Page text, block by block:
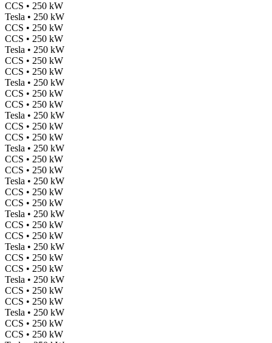
CCS • 250 kW
Tesla • 250 kW
CCS • 250 kW
CCS • 250 kW
Tesla • 250 kW
CCS • 250 kW
CCS • 250 kW
Tesla • 250 kW
CCS • 250 kW
CCS • 250 kW
Tesla • 250 kW
CCS • 250 kW
CCS • 250 kW
Tesla • 250 kW
CCS • 250 kW
CCS • 250 kW
Tesla • 250 kW
CCS • 250 kW
CCS • 250 kW
Tesla • 250 kW
CCS • 250 kW
CCS • 250 kW
Tesla • 250 kW
CCS • 250 kW
CCS • 250 kW
Tesla • 250 kW
CCS • 250 kW
CCS • 250 kW
Tesla • 250 kW
CCS • 250 kW
CCS • 250 kW